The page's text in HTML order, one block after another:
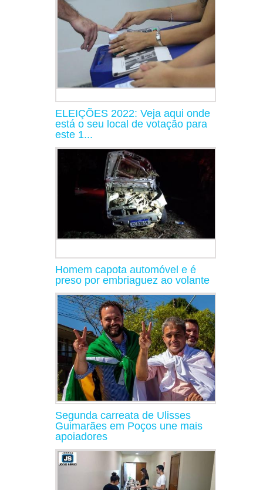
ELEIÇÕES 2022: Veja aqui onde
está o seu local de votação para
este 1...
Homem capota automóvel e é
preso por embriaguez ao volante
Segunda carreata de Ulisses
Guimarães em Poços une mais
apoiadores